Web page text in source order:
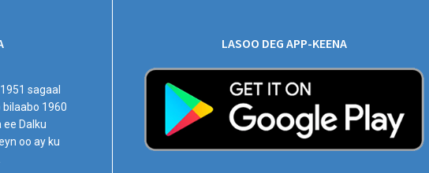
sagaal
bilaabo 1960
Dalku
oo ay ku
LASOO DEG APP-KEENA